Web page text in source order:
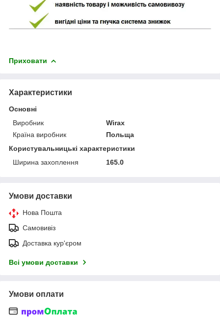
Приховати
Характеристики
Основні
Виробник
Wirax
Країна виробник
Польща
Користувальницькі характеристики
Ширина захоплення
165.0
Умови доставки
Нова Пошта
Самовивіз
Доставка кур'єром
Всі умови доставки
Умови оплати